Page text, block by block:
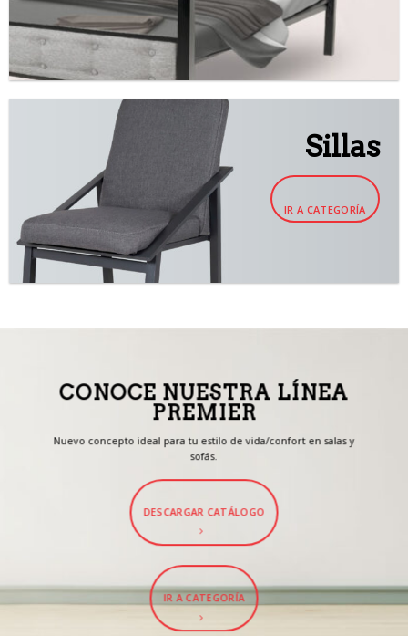
Sillas
IR A CATEGORÍA
CONOCE NUESTRA LÍNEA
PREMIER
Nuevo concepto ideal para tu estilo de vida/confort en salas y
sofás.
DESCARGAR CATÁLOGO
IR A CATEGORÍA